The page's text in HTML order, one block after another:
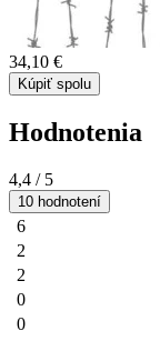
34,10 €
Kúpiť spolu
Hodnotenia
4,4 / 5
10 hodnotení
6
2
2
0
0